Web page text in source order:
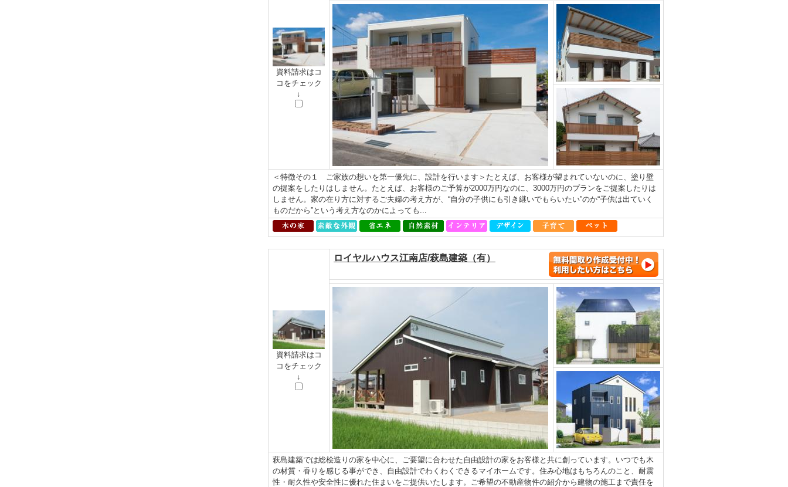
資料請求はコ
コをチェック
↓
＜特徴その１ ご家族の想いを第一優先に、設計を行います＞たとえば、お客様が望まれていないのに、塗り壁
の提案をしたりはしません。たとえば、お客様のご予算が2000万円なのに、3000万円のプランをご提案したりは
しません。家の在り方に対するご夫婦の考え方が、“自分の子供にも引き継いでもらいたい”のか“子供は出ていく
ものだから”という考え方なのかによっても...
資料請求はコ
コをチェック
↓
ロイヤルハウス江南店/萩島建築（有）
萩島建築では総桧造りの家を中心に、ご要望に合わせた自由設計の家をお客様と共に創っています。いつでも木
の材質・香りを感じる事ができ、自由設計でわくわくできるマイホームです。住み心地はもちろんのこと、耐震
性・耐久性や安全性に優れた住まいをご提供いたします。ご希望の不動産物件の紹介から建物の施工まで責任を